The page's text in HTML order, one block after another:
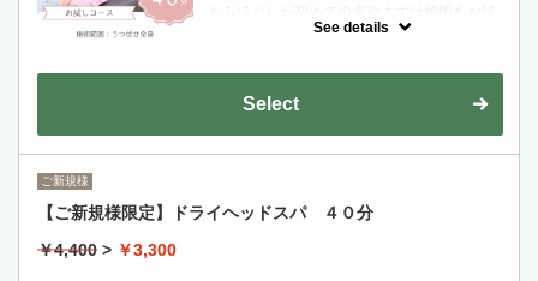
See details
Select
ご新規様
【ご新規様限定】ドライヘッドスパ ４０分
￥4,400 > ￥3,300